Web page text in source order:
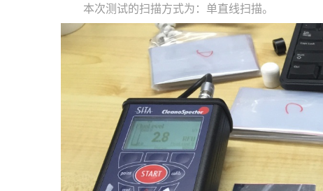
本次测试的扫描方式为：单直线扫描。